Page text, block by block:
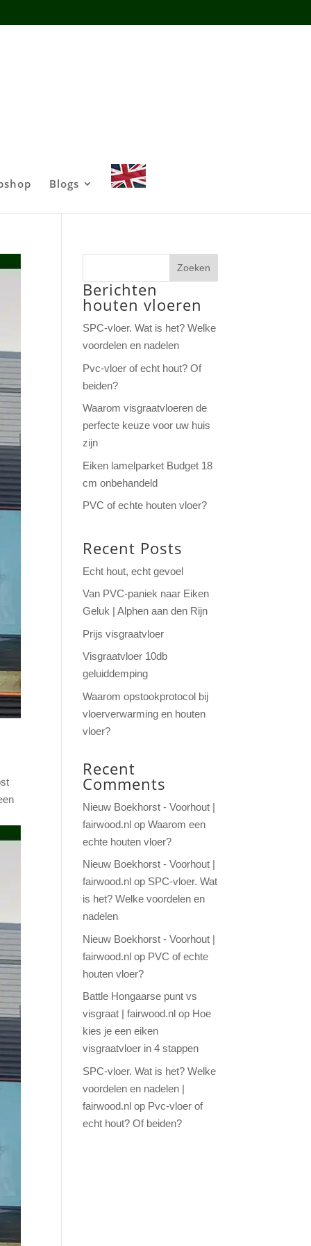
Blogs
Zoeken
Berichten
houten vloeren
SPC-vloer. Wat is het? Welke
voordelen en nadelen
Pvc-vloer of echt hout? Of
beiden?
Waarom visgraatvloeren de
perfecte keuze voor uw huis
zijn
Eiken lamelparket Budget 18
cm onbehandeld
PVC of echte houten vloer?
Recent Posts
Echt hout, echt gevoel
Van PVC-paniek naar Eiken
Geluk | Alphen aan den Rijn
Prijs visgraatvloer
Visgraatvloer 10db
geluiddemping
Waarom opstookprotocol bij
vloerverwarming en houten
vloer?
Recent
Comments
Nieuw Boekhorst - Voorhout |
fairwood.nl opWaarom een
echte houten vloer?
Nieuw Boekhorst - Voorhout |
fairwood.nl op SPC-vloer. Wat
is het? Welke voordelen en
nadelen
Nieuw Boekhorst - Voorhout |
fairwood.nl op PVC of echte
houten vloer?
Battle Hongaarse punt vs
visgraat | fairwood.nl op Hoe
kies je een eiken
visgraatvloer in 4 stappen
SPC-vloer. Wat is het? Welke
voordelen en nadelen |
fairwood.nl op Pvc-vloer of
echt hout? Of beiden?